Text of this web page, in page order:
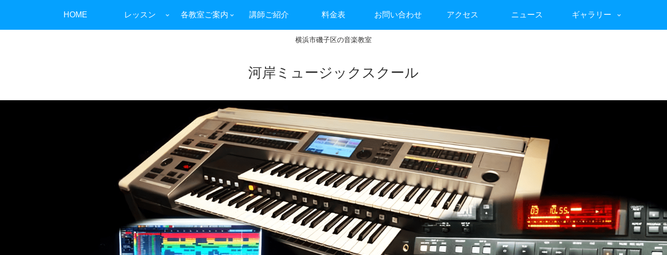
横浜市磯子区の音楽教室
河岸ミュージックスクール
HOME レッスン 各教室ご案内 講師ご紹介 料金表 お問い合わせ アクセス ニュース ギャラリー